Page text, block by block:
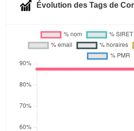
Évolution des Tags de